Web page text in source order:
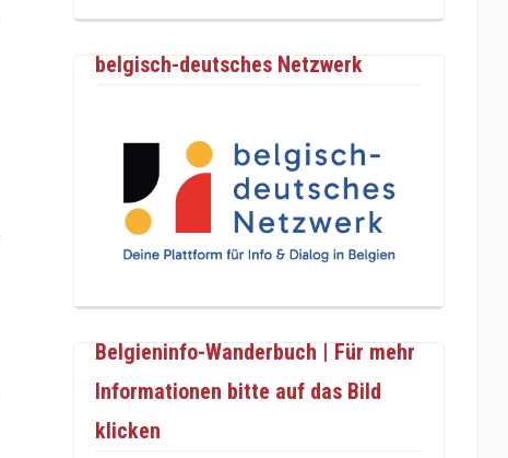
belgisch-deutsches Netzwerk
Belgieninfo-Wanderbuch | Für mehr
Informationen bitte auf das Bild
klicken